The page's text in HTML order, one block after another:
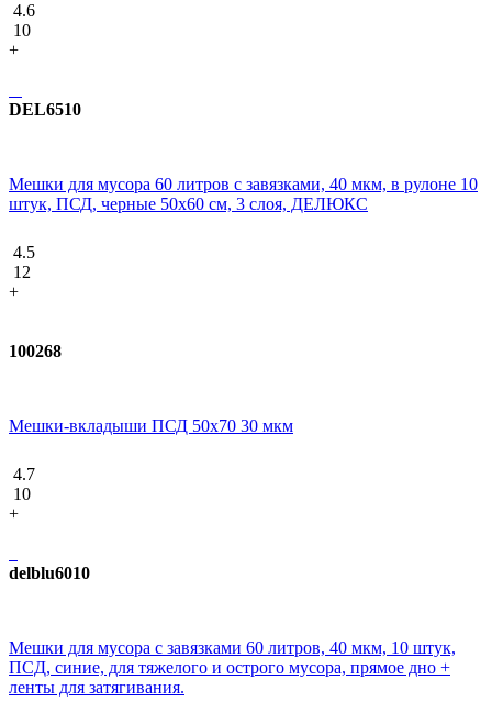
4.6
10
+
DEL6510
Мешки для мусора 60 литров с завязками, 40 мкм, в рулоне 10
штук, ПСД, черные 50х60 см, 3 слоя, ДЕЛЮКС
4.5
12
+
100268
Мешки-вкладыши ПСД 50x70 30 мкм
4.7
10
+
delblu6010
Мешки для мусора с завязками 60 литров, 40 мкм, 10 штук,
ПCД, синие, для тяжелого и острого мусора, прямое дно +
ленты для затягивания.